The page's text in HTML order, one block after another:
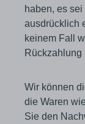
haben, es
ausdrücklich
keinem Fall
Rückzahlung
Wir können
die Waren
Sie den